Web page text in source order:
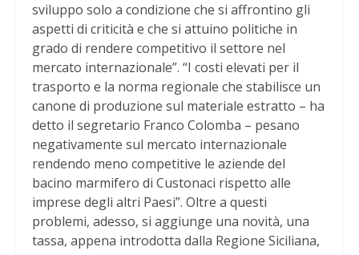
sviluppo solo a condizione che si affrontino gli
aspetti di criticità e che si attuino politiche in
grado di rendere competitivo il settore nel
mercato internazionale”. “I costi elevati per il
trasporto e la norma regionale che stabilisce un
canone di produzione sul materiale estratto – ha
detto il segretario Franco Colomba – pesano
negativamente sul mercato internazionale
rendendo meno competitive le aziende del
bacino marmifero di Custonaci rispetto alle
imprese degli altri Paesi”. Oltre a questi
problemi, adesso, si aggiunge una novità, una
tassa, appena introdotta dalla Regione Siciliana,